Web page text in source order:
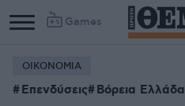
Games
ΟΙΚΟΝΟΜΙΑ
Επενδύσεις Βόρεια Ελλάδα